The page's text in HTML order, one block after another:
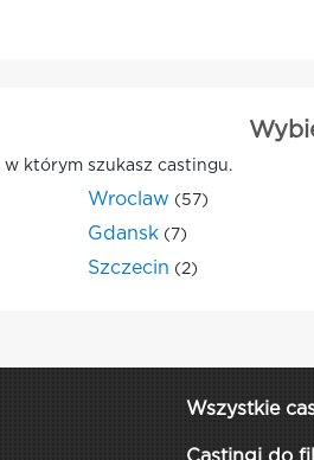
w którym szukasz castingu.
Wroclaw (57)
Gdansk (7)
Szczecin (2)
Wszystkie